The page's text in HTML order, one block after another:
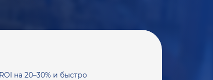
на 20–30% и быстро